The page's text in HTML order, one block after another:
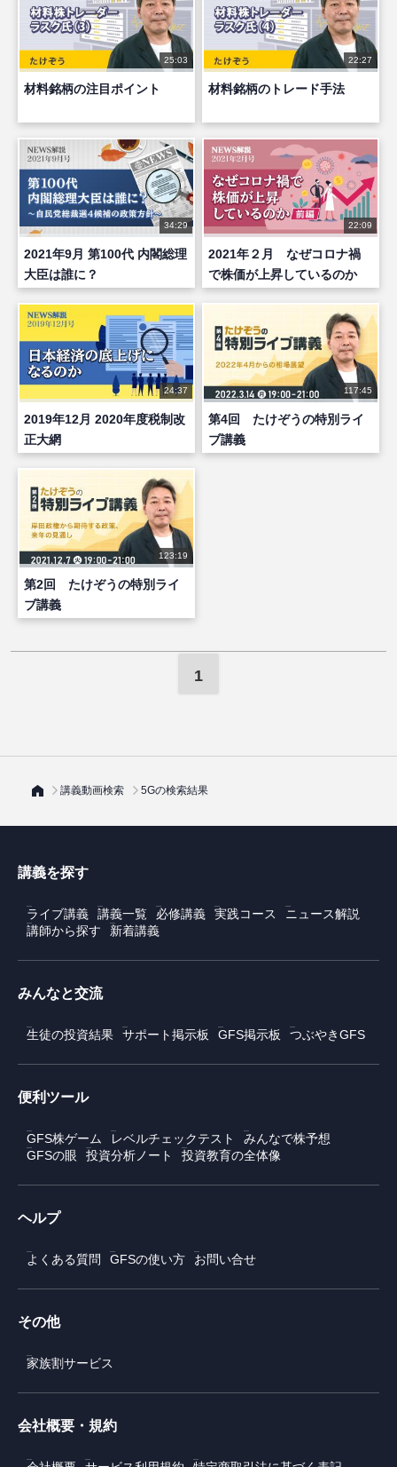
25:03
材料銘柄の注目ポイント
22:27
材料銘柄のトレード手法
34:29
2021年9月 第100代 内閣総理
大臣は誰に？
22:09
2021年２月 なぜコロナ禍
で株価が上昇しているのか
（前編）
24:37
2019年12月 2020年度税制改
正大網
117:45
第4回 たけぞうの特別ライ
ブ講義
123:19
第2回 たけぞうの特別ライ
ブ講義
1
講義動画検索 5Gの検索結果
講義を探す
ライブ講義 講義一覧 必修講義 実践コース
ニュース解説
講師から探す
新着講義
みんなと交流
生徒の投資結果 サポート掲示板 GFS掲示板 つぶやきGFS
便利ツール
GFS株ゲーム レベルチェックテスト
みんなで株予想
GFSの眼
投資分析ノート 投資教育の全体像
ヘルプ
よくある質問 GFSの使い方 お問い合せ
その他
家族割サービス
会社概要・規約